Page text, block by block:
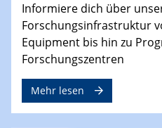
Informiere dich über
Forschungsinfrastruktur
Equipment bis hin zu
Forschungszentren
Mehr lesen